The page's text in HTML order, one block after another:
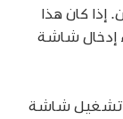
إذا كان هذا
إدخال شاشة
تشغيل شاشة